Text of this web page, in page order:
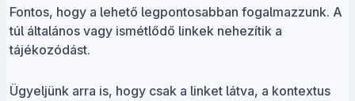
Fontos, hogy a lehető legpontosabban fogalmazzunk. A
túl általános vagy ismétlődő linkek nehezítik a
tájékozódást.
Ügyeljünk arra is, hogy csak a linket látva, a kontextus